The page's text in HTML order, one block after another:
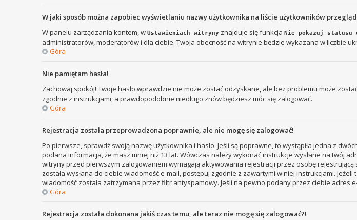
W jaki sposób można zapobiec wyświetlaniu nazwy użytkownika na liście użytkowników
W panelu zarządzania kontem, w Ustawieniach witryny znajduje się funkcja Nie pokazuj statusu
administratorów, moderatorów i dla ciebie. Twoja obecność na witrynie będzie wykazana w liczbie
Góra
Nie pamiętam hasła!
Zachowaj spokój! Twoje hasło wprawdzie nie może zostać odzyskane, ale bez problemu może
zgodnie z instrukcjami, a prawdopodobnie niedługo znów będziesz móc się zalogować.
Góra
Rejestracja została przeprowadzona poprawnie, ale nie mogę się zalogować!
Po pierwsze, sprawdź swoją nazwę użytkownika i hasło. Jeśli są poprawne, to wystąpiła jedna z
podana informacja, że masz mniej niż 13 lat. Wówczas należy wykonać instrukcje wysłane na twój
witryny przed pierwszym zalogowaniem wymagają aktywowania rejestracji przez osobę
została wysłana do ciebie wiadomość e-mail, postępuj zgodnie z zawartymi w niej instrukcjami.
wiadomość została zatrzymana przez filtr antyspamowy. Jeśli na pewno podany przez ciebie adres
Góra
Rejestracja została dokonana jakiś czas temu, ale teraz nie mogę się zalogować?!